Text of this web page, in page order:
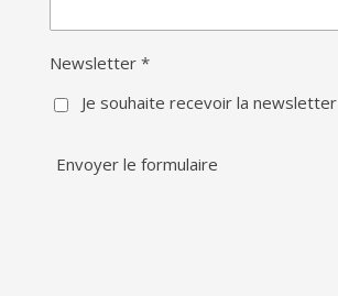
Newsletter *
Je souhaite recevoir la newsletter
Envoyer le formulaire